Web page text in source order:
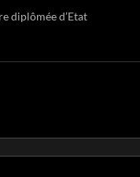
diplômée d’Etat